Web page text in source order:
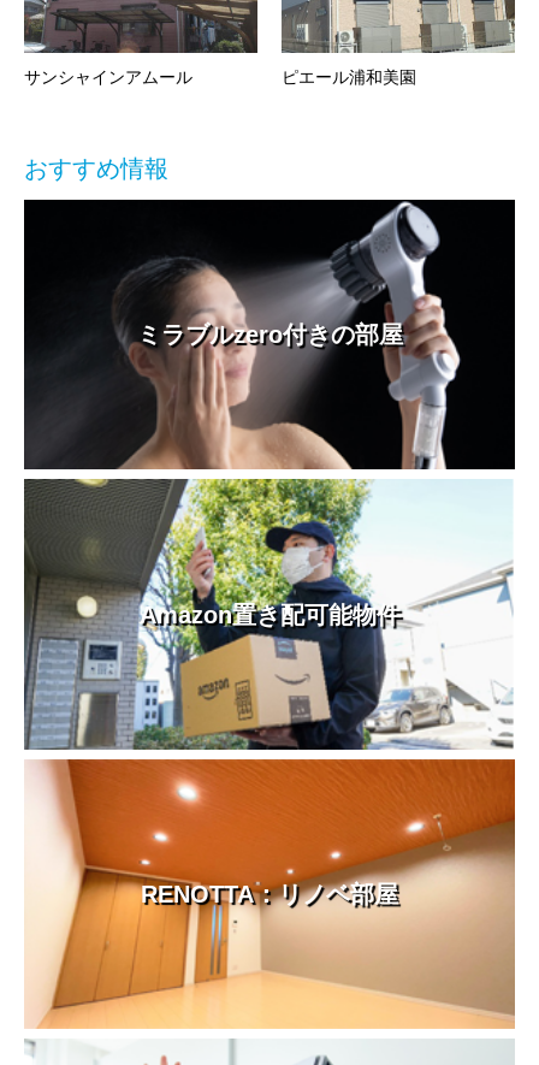
サンシャインアムール ピエール浦和美園
おすすめ情報
ミラブルzero付きの部屋
Amazon置き配可能物件
RENOTTA：リノベ部屋